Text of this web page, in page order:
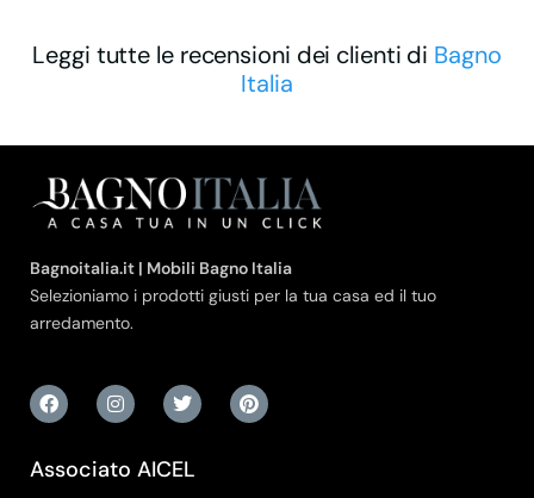
Leggi tutte le recensioni dei clienti di Bagno
Italia
Bagnoitalia.it | Mobili Bagno Italia
Selezioniamo i prodotti giusti per la tua casa ed il tuo
arredamento.
Associato AICEL